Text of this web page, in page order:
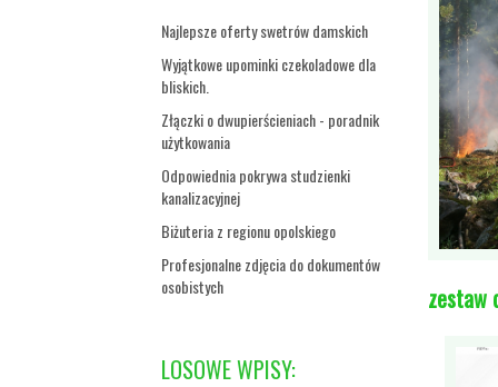
Najlepsze oferty swetrów damskich
Wyjątkowe upominki czekoladowe dla
bliskich.
Złączki o dwupierścieniach - poradnik
użytkowania
Odpowiednia pokrywa studzienki
kanalizacyjnej
Biżuteria z regionu opolskiego
Profesjonalne zdjęcia do dokumentów
osobistych
LOSOWE WPISY:
zestaw